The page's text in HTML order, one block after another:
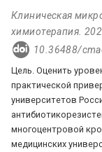
Клиническая
химиотерапия.
10.36488/
Цель. Оценить
практической
университетов
многоцентровой
медицинских